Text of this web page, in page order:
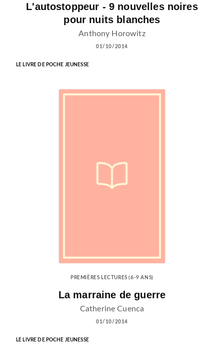
L'autostoppeur - 9 nouvelles noires
pour nuits blanches
Anthony Horowitz
01/10/2014
LE LIVRE DE POCHE JEUNESSE
PREMIÈRES LECTURES (6-9 ANS)
La marraine de guerre
Catherine Cuenca
01/10/2014
LE LIVRE DE POCHE JEUNESSE